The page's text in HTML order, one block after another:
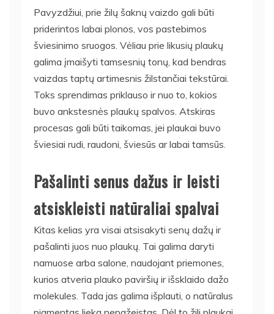
Pavyzdžiui, prie žilų šaknų vaizdo gali būti
priderintos labai plonos, vos pastebimos
šviesinimo sruogos. Vėliau prie likusių plaukų
galima įmaišyti tamsesnių tonų, kad bendras
vaizdas taptų artimesnis žilstančiai tekstūrai.
Toks sprendimas priklauso ir nuo to, kokios
buvo ankstesnės plaukų spalvos. Atskiras
procesas gali būti taikomas, jei plaukai buvo
šviesiai rudi, raudoni, šviesūs ar labai tamsūs.
Pašalinti senus dažus ir leisti
atsiskleisti natūraliai spalvai
Kitas kelias yra visai atsisakyti senų dažų ir
pašalinti juos nuo plaukų. Tai galima daryti
namuose arba salone, naudojant priemones,
kurios atveria plauko paviršių ir išsklaido dažo
molekules. Tada jas galima išplauti, o natūralus